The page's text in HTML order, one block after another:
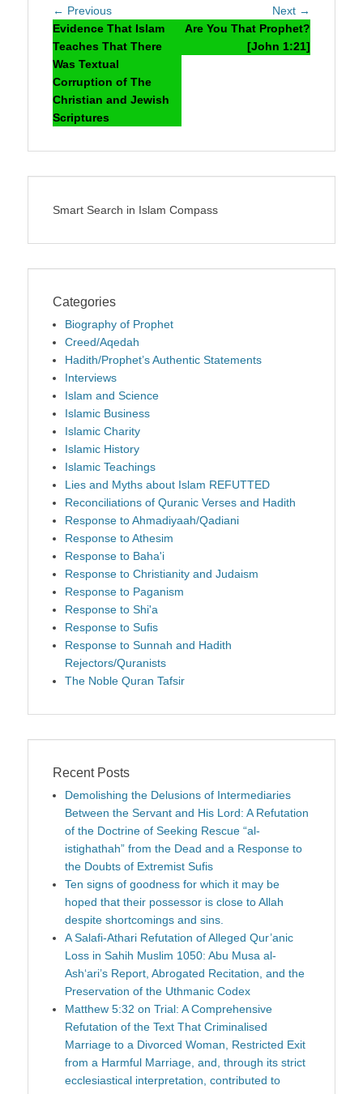
Post
navigation
← PreviousPrevious
post:
Evidence That Islam
Teaches That There
Was Textual
Corruption of The
Christian and Jewish
Scriptures
Next →
Are You That Prophet?
[John 1:21]
Smart Search in Islam Compass
Categories
Biography of Prophet
Creed/Aqedah
Hadith/Prophet’s Authentic Statements
Interviews
Islam and Science
Islamic Business
Islamic Charity
Islamic History
Islamic Teachings
Lies and Myths about Islam REFUTTED
Reconciliations of Quranic Verses and Hadith
Response to Ahmadiyaah/Qadiani
Response to Athesim
Response to Baha'i
Response to Christianity and Judaism
Response to Paganism
Response to Shi'a
Response to Sufis
Response to Sunnah and Hadith
Rejectors/Quranists
The Noble Quran Tafsir
Recent Posts
Demolishing the Delusions of Intermediaries
Between the Servant and His Lord: A Refutation
of the Doctrine of Seeking Rescue “al-
istighathah” from the Dead and a Response to
the Doubts of Extremist Sufis
Ten signs of goodness for which it may be
hoped that their possessor is close to Allah
despite shortcomings and sins.
A Salafi-Athari Refutation of Alleged Qur’anic
Loss in Sahih Muslim 1050: Abu Musa al-
Ash‘ari’s Report, Abrogated Recitation, and the
Preservation of the Uthmanic Codex
Matthew 5:32 on Trial: A Comprehensive
Refutation of the Text That Criminalised
Marriage to a Divorced Woman, Restricted Exit
from a Harmful Marriage, and, through its strict
ecclesiastical interpretation, contributed to